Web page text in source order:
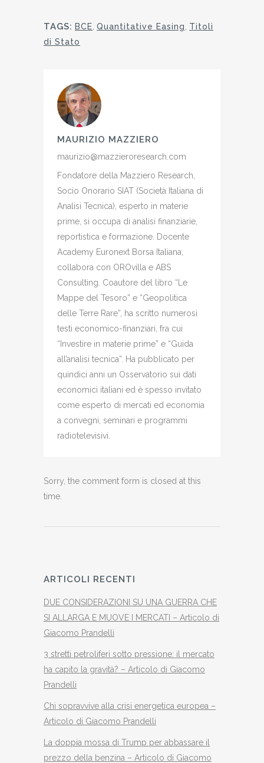
TAGS: BCE Quantitative Easing
Titoli
di Stato
MAURIZIO MAZZIERO
maurizio@mazzieroresearch.com
Fondatore della Mazziero Research,
Socio Onorario SIAT (Società Italiana di
Analisi Tecnica), esperto in materie
prime, si occupa di analisi finanziarie,
reportistica e formazione. Docente
Academy Euronext Borsa Italiana,
collabora con OROvilla e ABS
Consulting. Coautore del libro “Le
Mappe del Tesoro” e “Geopolitica
delle Terre Rare”, ha scritto numerosi
testi economico-finanziari, fra cui
“Investire in materie prime” e “Guida
all’analisi tecnica”. Ha pubblicato per
quindici anni un Osservatorio sui dati
economici italiani ed è spesso invitato
come esperto di mercati ed economia
a convegni, seminari e programmi
radiotelevisivi.
Sorry, the comment form is closed at this
time.
ARTICOLI RECENTI
DUE CONSIDERAZIONI SU UNA GUERRA CHE
SI ALLARGA E MUOVE I MERCATI – Articolo di
Giacomo Prandelli
3 stretti petroliferi sotto pressione: il mercato
ha capito la gravità? – Articolo di Giacomo
Prandelli
Chi sopravvive alla crisi energetica europea –
Articolo di Giacomo Prandelli
La doppia mossa di Trump per abbassare il
prezzo della benzina – Articolo di Giacomo